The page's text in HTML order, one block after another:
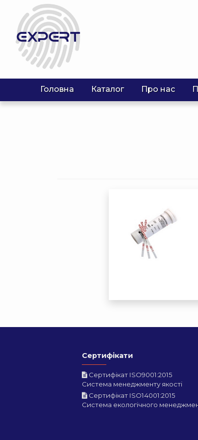
Головна Каталог Про нас
Сертифікати
Сертифікат ISO9001:2015
Система менеджменту якості
Сертифікат ISO14001:2015
Система екологічного